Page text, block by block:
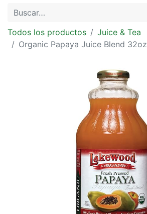
Todos los productos
Juice & Tea
Organic Papaya Juice Blend 32oz